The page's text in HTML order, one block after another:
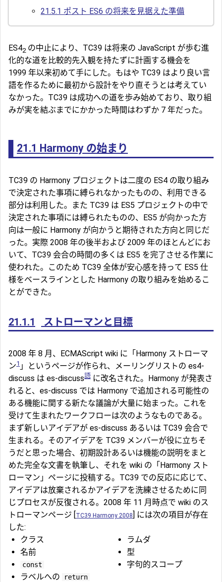
21.5.1 ポスト ES6 の将来を見据えた準備
ES42 の中止により、TC39 は将来の JavaScript が歩む進
化的な道を比較的先入観を持たずに計画する機会を
1999 年以来初めて手にした。もはや TC39 はより良い言
語を作るために最初から設計をやり直そうとは考えてい
なかった。TC39 は成功への道を歩み始めており、取り組
みが実を結ぶまでにかかった時間はわずか 7 年だった。
21.1 Harmony の始まり
TC39 の Harmony プロジェクトは二度の ES4 の取り組み
で決定された事項に縛られなかったものの、利用できる
部分は利用した。また TC39 は ES5 プロジェクトの中で
決定された事項には縛られたものの、ES5 が向かった方
向は一般に Harmony が向かうと期待された方向と同じだ
った。実際 2008 年の後半および 2009 年のほとんどにお
いて、TC39 会合の時間の多くは ES5 を完了させる作業に
使われた。このため TC39 全体が安心感を持って ES5 仕
様をベースラインとした Harmony の取り組みを始めるこ
とができた。
21.1.1 ストローマンと目標
2008 年 8 月、ECMAScript wiki に「Harmony ストローマ
ン1 」というページが作られ、メーリングリストの es4-
discuss は es-discuss語 に改名された。Harmony が発表さ
れると、es-discuss では Harmony で追加される可能性の
ある機能に関する新たな議論が大量に始まった。これを
受けて生まれたワークフローは次のようなものである。
まず新しいアイデアが es-discuss あるいは TC39 会合で
生まれる。そのアイデアを TC39 メンバーが役に立ちそ
うだと思った場合、初期設計あるいは機能の説明をまと
めた完全な文書を執筆し、それを wiki の「Harmony スト
ローマン」ページに投稿する。TC39 での反応に応じて、
アイデアは放棄されるかアイデアを洗練させるために同
じプロセスが反復される。2008 年 11 月時点で wiki のス
トローマンページ [TC39 Harmony 2008] には次の項目が存在
した:
クラス
名前
const
ラベルへの return
ラムダ
型
字句的スコープ